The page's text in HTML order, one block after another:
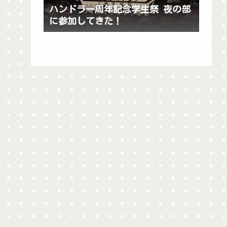
ハンドラ一周年記念学生祭 夜の部
に参加してきた！